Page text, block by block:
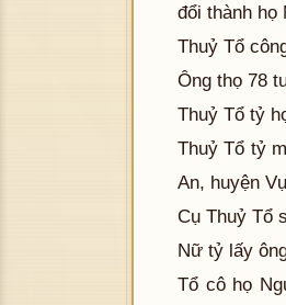
đổi thành họ
Thuỷ Tổ
Ông thọ 78
Thuỷ Tổ tỷ
Thuỷ Tổ tỷ
An, huyện
Cụ Thuỷ Tổ
Nữ tỷ lấy
Tổ cô họ